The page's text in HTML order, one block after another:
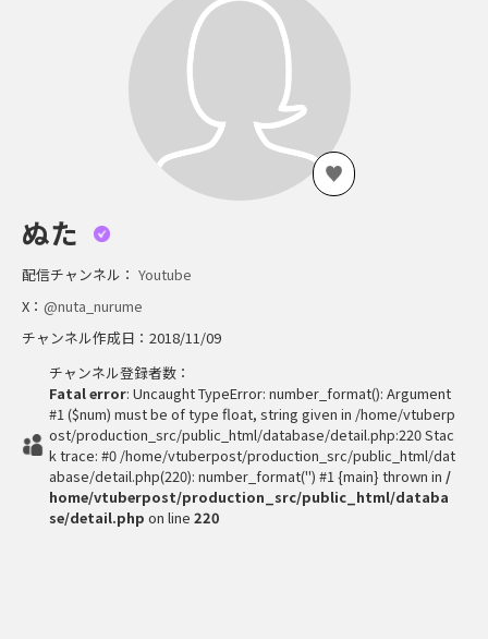
ぬた
配信チャンネル： Youtube
X： @nuta_nurume
チャンネル作成日：2018/11/09
チャンネル登録者数：
Fatal error: Uncaught TypeError: number_format(): Argument
#1 ($num) must be of type float, string given in /home/vtuberp
ost/production_src/public_html/database/detail.php:220 Stac
k trace: #0 /home/vtuberpost/production_src/public_html/dat
abase/detail.php(220): number_format('') #1 {main} thrown in /
home/vtuberpost/production_src/public_html/databa
se/detail.php on line 220